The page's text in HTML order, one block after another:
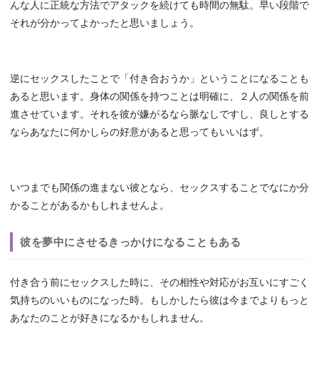
んな人に正統な方法でアタックを続けても時間の無駄。早い段階で
それが分かってよかったと思いましょう。
逆にセックスしたことで「付き合おうか」ということになることも
あると思います。身体の関係を持つことは明確に、２人の関係を前
進させています。それを彼が嫌がるなら脈なしですし、良しとする
ならあなたに何かしらの好意があると思ってもいいはず。
いつまでも関係の進まない彼となら、セックスすることでなにか分
かることがあるかもしれませんよ。
彼を夢中にさせるきっかけになることもある
付き合う前にセックスした時に、その相性や対応がお互いにすごく
気持ちのいいものになった時。もしかしたら彼は今までよりもっと
あなたのことが好きになるかもしれません。